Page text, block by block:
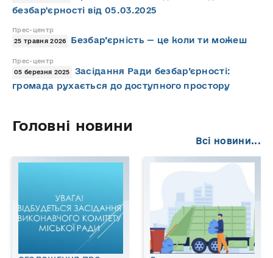
безбар'єрності від 05.03.2025
Прес-центр
25 травня 2026
Безбар’єрність — це коли ти можеш
Прес-центр
05 березня 2025
Засідання Ради безбар’єрності:
громада рухається до доступного простору
Головні новини
Всі новини...